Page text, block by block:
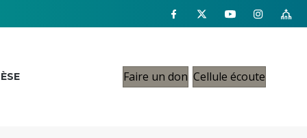
Faire un don Cellule écoute